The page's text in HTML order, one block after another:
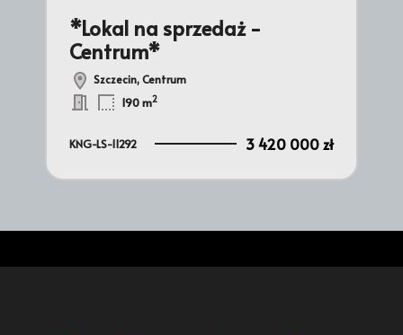
*Lokal na sprzedaż -
Centrum*
Szczecin, Centrum
190 m2
KNG-LS-11292 3 420 000 zł